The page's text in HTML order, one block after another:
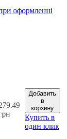
оформленні
Добавить
в
корзину
Купить в
один клик